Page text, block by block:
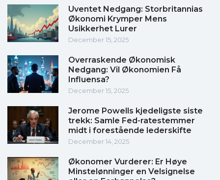
Uventet Nedgang: Storbritannias
Økonomi Krymper Mens
Usikkerhet Lurer
December 15, 2025
Overraskende Økonomisk
Nedgang: Vil Økonomien Få
Influensa?
December 15, 2025
Jerome Powells kjedeligste siste
trekk: Samle Fed-ratestemmer
midt i forestående lederskifte
December 14, 2025
Økonomer Vurderer: Er Høye
Minstelønninger en Velsignelse